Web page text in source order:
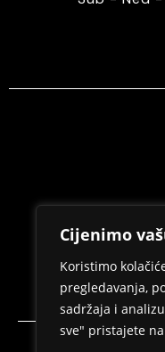
Cijenimo
Koristimo
pregledavanja,
sadržaja i
sve" pristajete